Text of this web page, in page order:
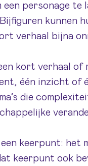
een personage
kunnen
verhaal bijna
kort verhaal of
één inzicht
die
keerpunt: het
keerpunt ook